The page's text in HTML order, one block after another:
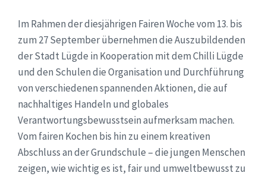
Im Rahmen der diesjährigen Fairen Woche vom 13. bis
zum 27 September übernehmen die Auszubildenden
der Stadt Lügde in Kooperation mit dem Chilli Lügde
und den Schulen die Organisation und Durchführung
von verschiedenen spannenden Aktionen, die auf
nachhaltiges Handeln und globales
Verantwortungsbewusstsein aufmerksam machen.
Vom fairen Kochen bis hin zu einem kreativen
Abschluss an der Grundschule – die jungen Menschen
zeigen, wie wichtig es ist, fair und umweltbewusst zu